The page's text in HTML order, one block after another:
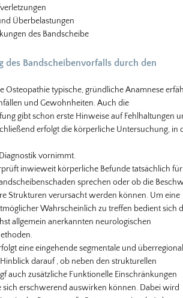
Überbelastungen
des Bandscheibe
des Bandscheibenvorfalls durch den
Osteopathie typische, gründliche Anamnese
und Gewohnheiten. Auch die
gibt schon erste Hinweise auf Fehlhaltungen
erfolgt die körperliche Untersuchung, in
vornimmt.
inwieweit körperliche Befunde tatsächlich
sprechen oder ob die
Strukturen verursacht werden können. Um eine
Wahrscheinlich zu treffen bedient sich
allgemein anerkannten neurologischen
eine eingehende segmentale und
darauf , ob neben den strukturellen
auch zusätzliche Funktionelle Einschränkungen
sich erschwerend auswirken können. Dabei wird